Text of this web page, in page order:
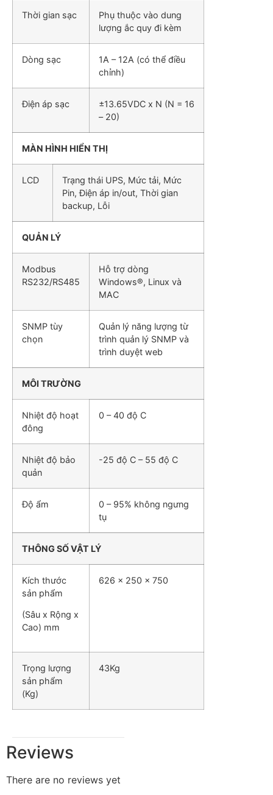
Thời gian sạc
Phụ thuộc vào dung
lượng ắc quy đi kèm
Dòng sạc
1A – 12A (có thể điều
chỉnh)
Điện áp sạc
±13.65VDC x N (N = 16
– 20)
MÀN HÌNH HIỂN THỊ
LCD
Trạng thái UPS, Mức tải, Mức
Pin, Điện áp in/out, Thời gian
backup, Lỗi
QUẢN LÝ
Modbus
RS232/RS485
Hỗ trợ dòng
Windows®, Linux và
MAC
SNMP tùy
chọn
Quản lý năng lượng từ
trình quản lý SNMP và
trình duyệt web
MÔI TRƯỜNG
Nhiệt độ hoạt
đông
0 – 40 độ C
Nhiệt độ bảo
quản
-25 độ C – 55 độ C
Độ ẩm
0 – 95% không ngưng
tụ
THÔNG SỐ VẬT LÝ
Kích thước
sản phẩm
(Sâu x Rộng x
Cao) mm
626 x 250 x 750
Trọng lượng
sản phẩm
(Kg)
43Kg
Reviews
There are no reviews yet